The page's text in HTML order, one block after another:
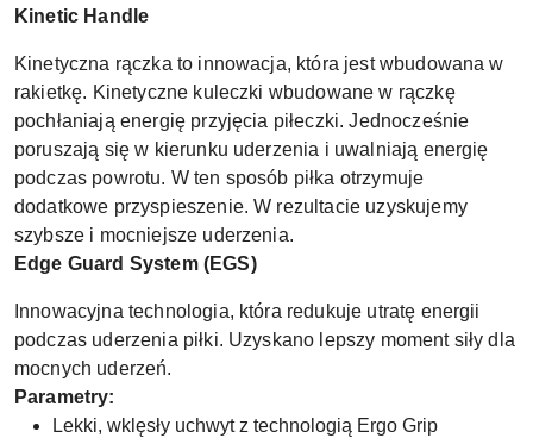
Kinetic Handle
Kinetyczna rączka to innowacja, która jest wbudowana w
rakietkę. Kinetyczne kuleczki wbudowane w rączkę
pochłaniają energię przyjęcia piłeczki. Jednocześnie
poruszają się w kierunku uderzenia i uwalniają energię
podczas powrotu. W ten sposób piłka otrzymuje
dodatkowe przyspieszenie. W rezultacie uzyskujemy
szybsze i mocniejsze uderzenia.
Edge Guard System (EGS)
Innowacyjna technologia, która redukuje utratę energii
podczas uderzenia piłki. Uzyskano lepszy moment siły dla
mocnych uderzeń.
Parametry:
Lekki, wklęsły uchwyt z technologią Ergo Grip